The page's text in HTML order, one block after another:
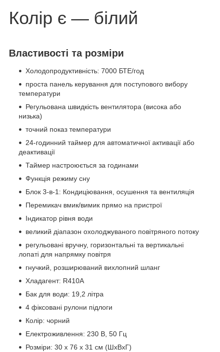
Колір є — білий
Властивості та розміри
Холодопродуктивність: 7000 БТЕ/год
проста панель керування для поступового вибору
температури
Регульована швидкість вентилятора (висока або
низька)
точний показ температури
24-годинний таймер для автоматичної активації або
деактивації
Таймер настроюється за годинами
Функція режиму сну
Блок 3-в-1: Кондиціювання, осушення та вентиляція
Перемикач вмик/вимик прямо на пристрої
Індикатор рівня води
великий діапазон охолоджуваного повітряного потоку
регульовані вручну, горизонтальні та вертикальні
лопаті для напрямку повітря
гнучкий, розширюваний вихлопний шланг
Хладагент: R410A
Бак для води: 19,2 літра
4 фіксовані рулони підлоги
Колір: чорний
Електроживлення: 230 В, 50 Гц
Розміри: 30 х 76 х 31 см (ШхВхГ)